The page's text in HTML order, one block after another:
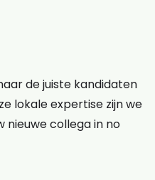
de juiste kandidaten
lokale expertise zijn we
nieuwe collega in no